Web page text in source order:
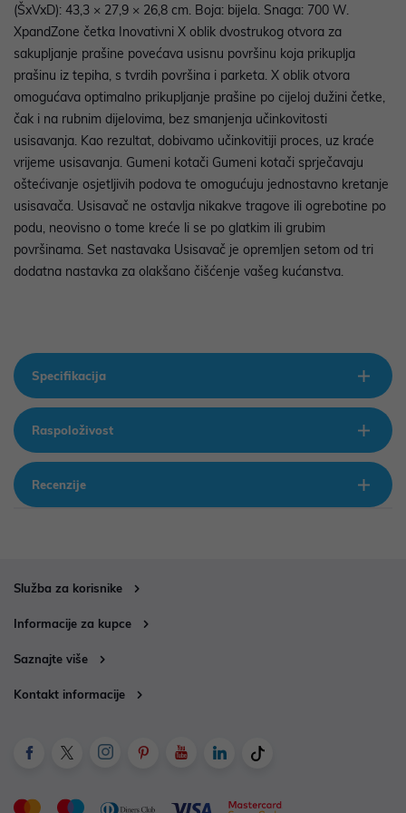
(ŠxVxD): 43,3 × 27,9 × 26,8 cm. Boja: bijela. Snaga: 700 W.
XpandZone četka Inovativni X oblik dvostrukog otvora za
sakupljanje prašine povećava usisnu površinu koja prikuplja
prašinu iz tepiha, s tvrdih površina i parketa. X oblik otvora
omogućava optimalno prikupljanje prašine po cijeloj dužini četke,
čak i na rubnim dijelovima, bez smanjenja učinkovitosti
usisavanja. Kao rezultat, dobivamo učinkovitiji proces, uz kraće
vrijeme usisavanja. Gumeni kotači Gumeni kotači sprječavaju
oštećivanje osjetljivih podova te omogućuju jednostavno kretanje
usisavača. Usisavač ne ostavlja nikakve tragove ili ogrebotine po
podu, neovisno o tome kreće li se po glatkim ili grubim
površinama. Set nastavaka Usisavač je opremljen setom od tri
dodatna nastavka za olakšano čišćenje vašeg kućanstva.
Specifikacija
Raspoloživost
Recenzije
Služba za korisnike
Informacije za kupce
Saznajte više
Kontakt informacije